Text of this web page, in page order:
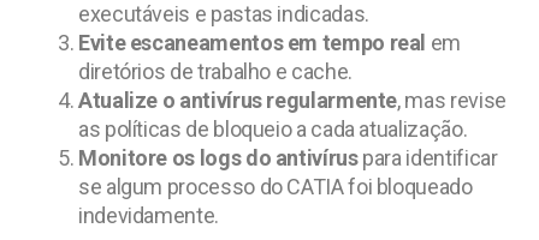
executáveis e pastas indicadas.
Evite escaneamentos em tempo real em
diretórios de trabalho e cache.
Atualize o antivírus regularmente, mas revise
as políticas de bloqueio a cada atualização.
Monitore os logs do antivíruspara identificar
se algum processo do CATIA foi bloqueado
indevidamente.